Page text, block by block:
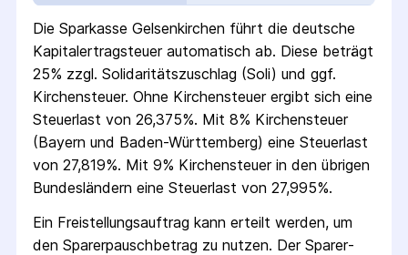
Die Sparkasse Gelsenkirchen führt die deutsche
Kapital­ertrag­steuer automatisch ab. Diese beträgt
25% zzgl. Solidaritäts­zuschlag (Soli) und ggf.
Kirchensteuer. Ohne Kirchensteuer ergibt sich eine
Steuerlast von 26,375%. Mit 8% Kirchensteuer
(Bayern und Baden-Württemberg) eine Steuerlast
von 27,819%. Mit 9% Kirchensteuer in den übrigen
Bundesländern eine Steuerlast von 27,995%.
Ein Freistellungs­auftrag kann erteilt werden, um
den Sparer­pausch­betrag zu nutzen. Der Sparer­